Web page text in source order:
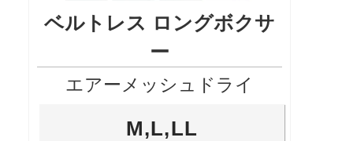
ベルトレス ロングボクサ
ー
エアーメッシュドライ
M,L,LL